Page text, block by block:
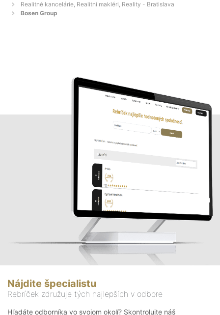
Realitné kancelárie, Realitní makléri, Reality - Bratislava
Bosen Group
Nájdite špecialistu
Rebríček združuje tých najlepších v odbore
Hľadáte odborníka vo svojom okolí? Skontrolujte náš